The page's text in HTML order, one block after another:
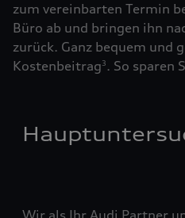
zum vereinbarten Termin
Büro ab und bringen ihn
zurück. Ganz bequem und
Kostenbeitrag3. So sparen